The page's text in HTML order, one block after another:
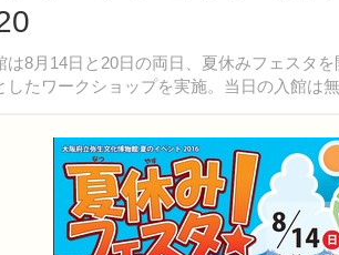
8月14日と20日の両日、夏休みフェスタ
たワークショップを実施。当日の入館は無